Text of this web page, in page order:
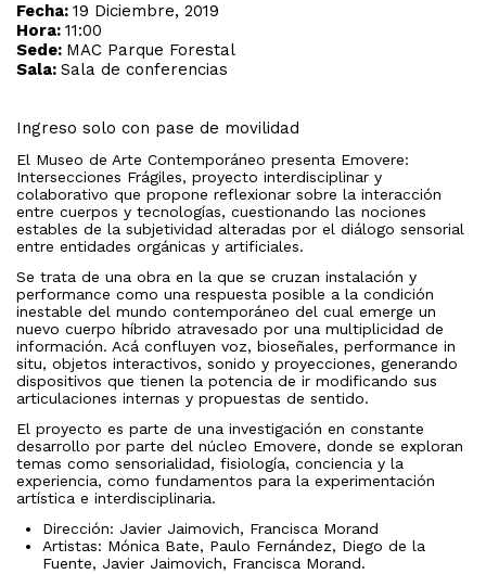
Fecha: 19 Diciembre, 2019
Hora: 11:00
Sede: MAC Parque Forestal
Sala: Sala de conferencias
Ingreso solo con pase de movilidad
El Museo de Arte Contemporáneo presenta Emovere:
Intersecciones Frágiles, proyecto interdisciplinar y
colaborativo que propone reflexionar sobre la interacción
entre cuerpos y tecnologías, cuestionando las nociones
estables de la subjetividad alteradas por el diálogo sensorial
entre entidades orgánicas y artificiales.
Se trata de una obra en la que se cruzan instalación y
performance como una respuesta posible a la condición
inestable del mundo contemporáneo del cual emerge un
nuevo cuerpo híbrido atravesado por una multiplicidad de
información. Acá confluyen voz, bioseñales, performance in
situ, objetos interactivos, sonido y proyecciones, generando
dispositivos que tienen la potencia de ir modificando sus
articulaciones internas y propuestas de sentido.
El proyecto es parte de una investigación en constante
desarrollo por parte del núcleo Emovere, donde se exploran
temas como sensorialidad, fisiología, conciencia y la
experiencia, como fundamentos para la experimentación
artística e interdisciplinaria.
Dirección: Javier Jaimovich, Francisca Morand
Artistas: Mónica Bate, Paulo Fernández, Diego de la
Fuente, Javier Jaimovich, Francisca Morand.